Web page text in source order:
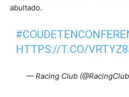
abultado.
HTTPS://T.CO/
— Racing Club